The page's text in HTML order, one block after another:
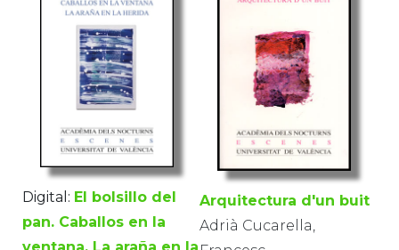
Digital: El bolsillo del
pan. Caballos en la
Arquitectura d'un buit
Adrià Cucarella,